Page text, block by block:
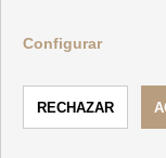
Configurar